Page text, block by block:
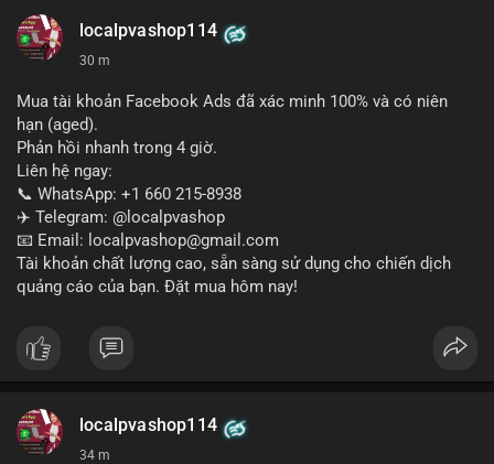
✈️ Telegram: @localpvashop
📧 Email: localpvashop@gmail.com
localpvashop114
30 m
Mua tài khoản Facebook Ads đã xác minh 100% và có niên
hạn (aged).
Phản hồi nhanh trong 4 giờ.
Liên hệ ngay:
📞 WhatsApp: +1 660 215-8938
✈️ Telegram: @localpvashop
📧 Email: localpvashop@gmail.com
Tài khoản chất lượng cao, sẵn sàng sử dụng cho chiến dịch
quảng cáo của bạn. Đặt mua hôm nay!
localpvashop114
34 m